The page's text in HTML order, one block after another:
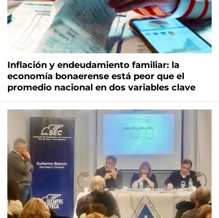
Inflación y endeudamiento familiar: la
economía bonaerense está peor que el
promedio nacional en dos variables clave